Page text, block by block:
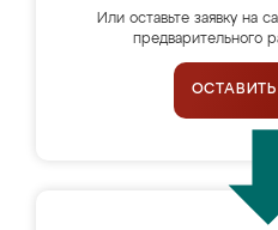
Или оставьте заявку на
предварительного